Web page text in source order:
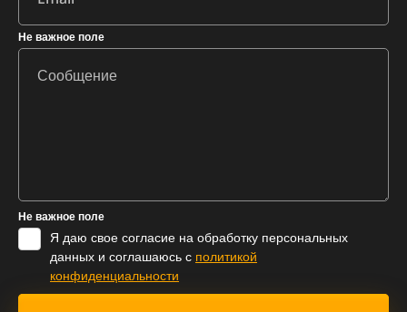
Не важное поле
Не важное поле
Я даю свое согласие на обработку персональных
данных и соглашаюсь с политикой
конфиденциальности